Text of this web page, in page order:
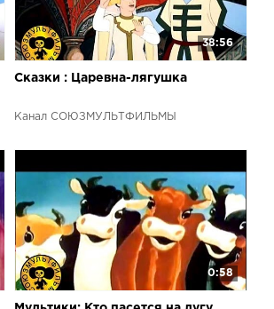
38:56
Сказки : Царевна-лягушка
Канал СОЮЗМУЛЬТФИЛЬМЫ
0:58